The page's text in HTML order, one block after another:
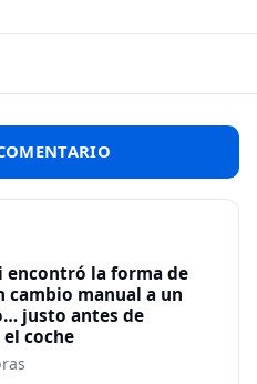
encontró la forma de
cambio manual a un
justo antes de
coche